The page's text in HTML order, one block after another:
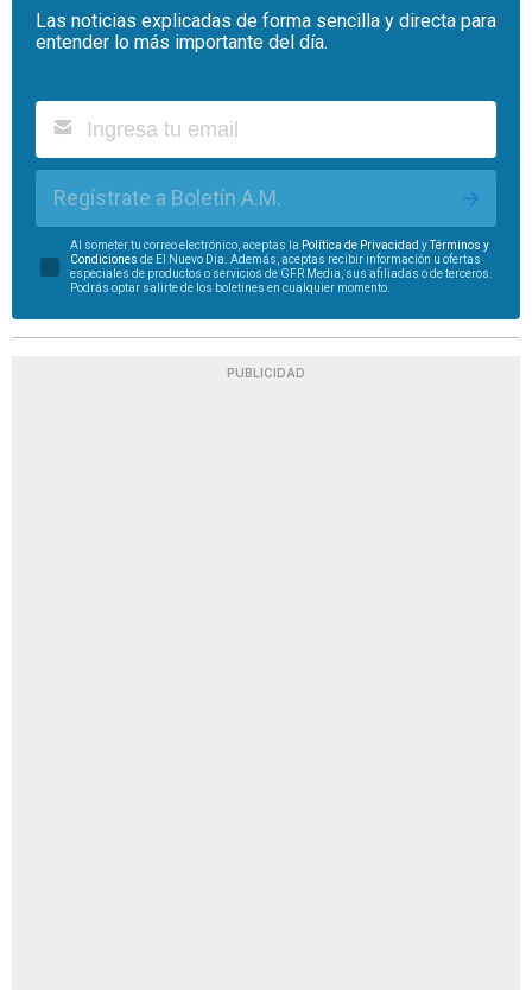
Las noticias explicadas de forma sencilla y directa para
entender lo más importante del día.
Regístrate a Boletín A.M.
Al someter tu correo electrónico, aceptas la Política de Privacidad yTérminos y
Condiciones de El Nuevo Día. Además, aceptas recibir información u ofertas
especiales de productos o servicios de GFR Media, sus afiliadas o de terceros.
Podrás optar salirte de los boletines en cualquier momento.
PUBLICIDAD